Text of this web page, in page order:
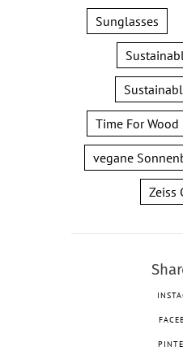
Sunglasses
Time For Wood
vegane
Zeiss